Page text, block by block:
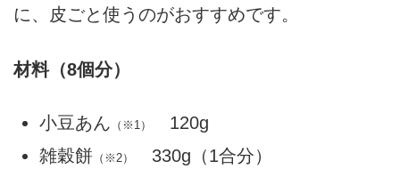
に、皮ごと使うのがおすすめです。
材料（8個分）
小豆あん （※1）
120g
雑穀餅 （※2）
330g（1合分）